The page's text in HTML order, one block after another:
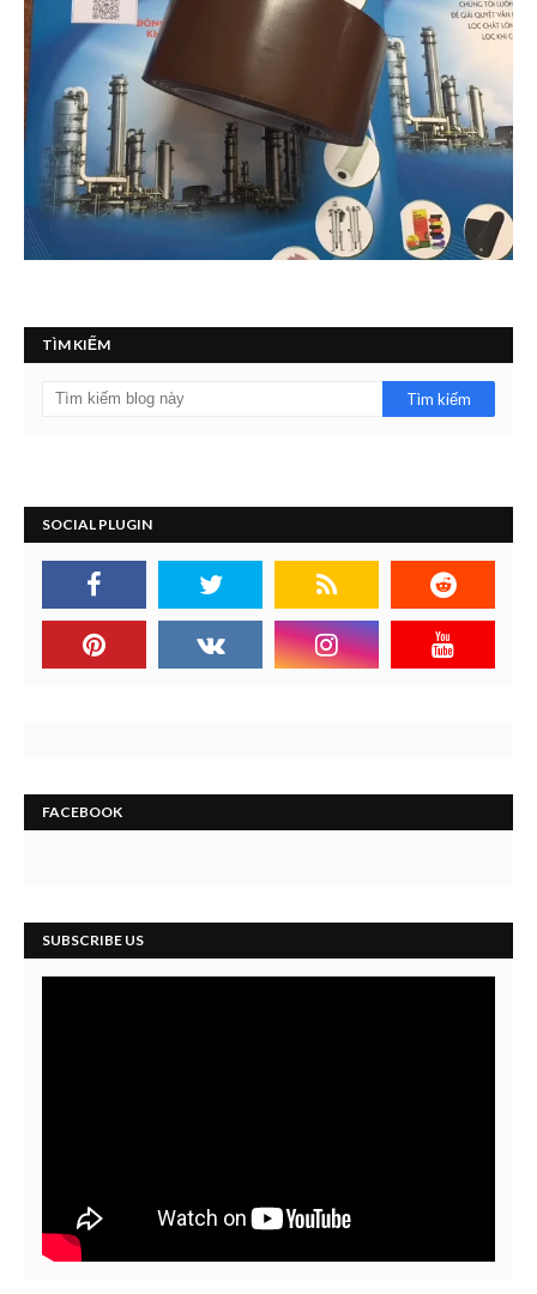
TÌM KIẾM
SOCIAL PLUGIN
FACEBOOK
SUBSCRIBE US